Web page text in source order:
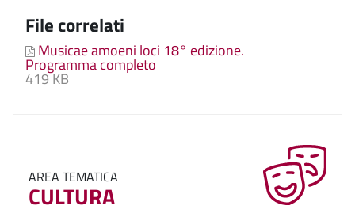
File correlati
Musicae amoeni loci 18° edizione.
Programma completo
419 KB
AREA TEMATICA
CULTURA